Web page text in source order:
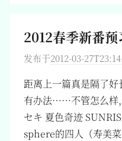
2012春季新番预
发布于2012-03-
距离上一篇真是隔了
有办法……不管怎么样
セキ 夏色奇迹
sphere的四人（寿美